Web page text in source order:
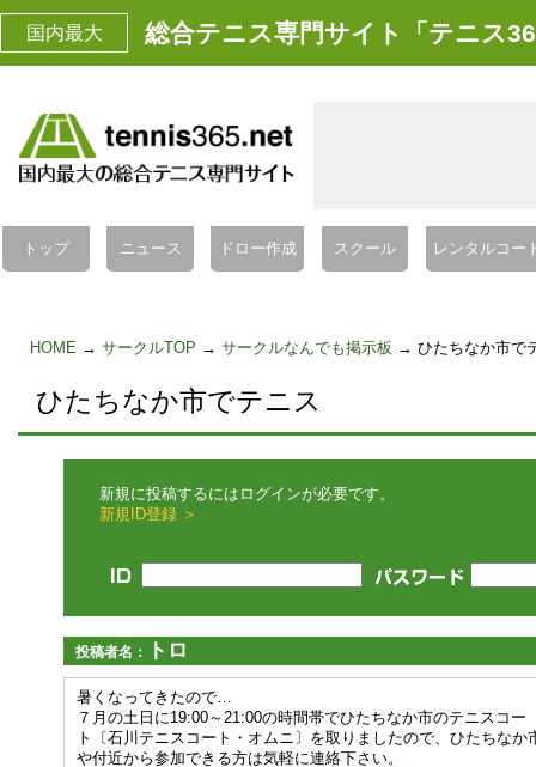
国内最大 総合テニス専門サイト「テニス
トップ ニュース ドロー作成 スクール レンタルコー
HOME → サークルTOP → サークルなんでも掲示板 → ひたちなか市で
ひたちなか市でテニス
新規に投稿するにはログインが必要です。
新規ID登録 ＞
投稿者名： トロ
暑くなってきたので…
７月の土日に19:00～21:00の時間帯でひたちなか市のテニスコー
ト〔石川テニスコート・オムニ〕を取りましたので、ひたちなか
や付近から参加できる方は気軽に連絡下さい。